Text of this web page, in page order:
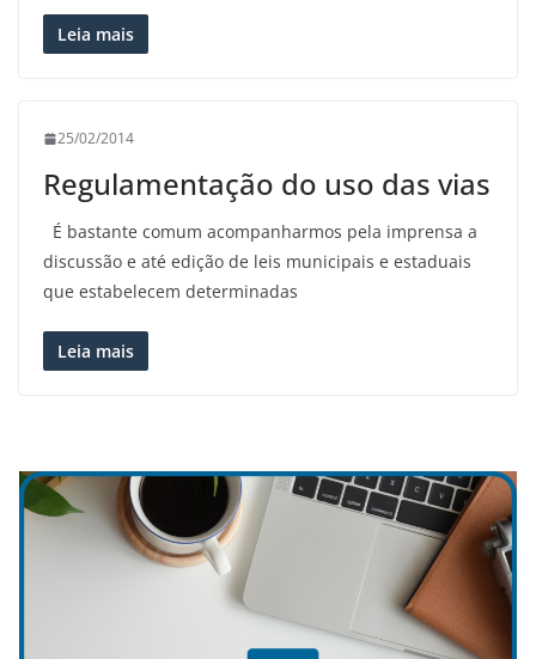
Leia mais
25/02/2014
Regulamentação do uso das vias
É bastante comum acompanharmos pela imprensa a
discussão e até edição de leis municipais e estaduais
que estabelecem determinadas
Leia mais